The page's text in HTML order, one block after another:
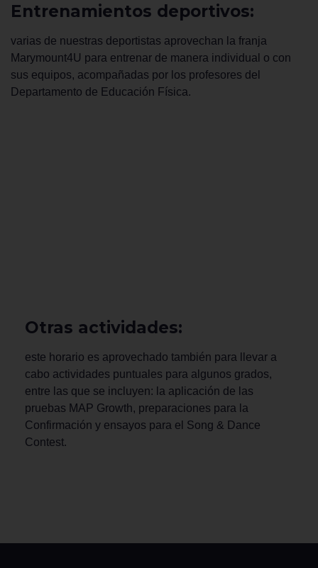
Entrenamientos deportivos:
varias de nuestras deportistas aprovechan la franja
Marymount4U para entrenar de manera individual o con
sus equipos, acompañadas por los profesores del
Departamento de Educación Física.
Otras actividades:
este horario es aprovechado también para llevar a
cabo actividades puntuales para algunos grados,
entre las que se incluyen: la aplicación de las
pruebas MAP Growth, preparaciones para la
Confirmación y ensayos para el Song & Dance
Contest.